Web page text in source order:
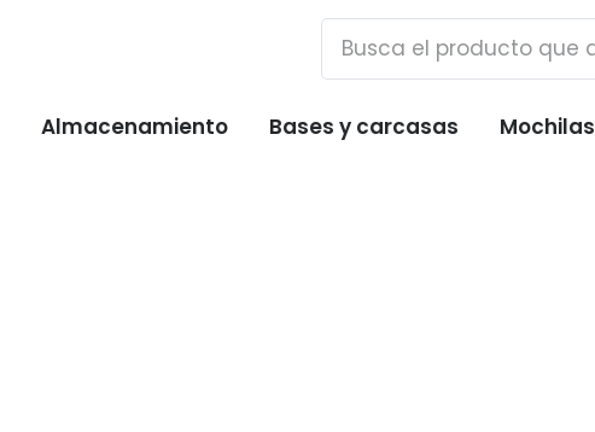
Almacenamiento Bases y carcasas Mochilas